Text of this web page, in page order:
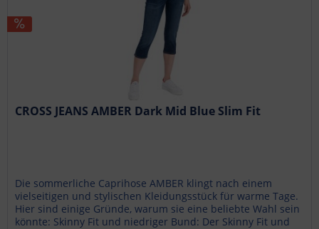
CROSS JEANS AMBER Dark Mid Blue Slim Fit
Die sommerliche Caprihose AMBER klingt nach einem
vielseitigen und stylischen Kleidungsstück für warme Tage.
Hier sind einige Gründe, warum sie eine beliebte Wahl sein
könnte: Skinny Fit und niedriger Bund: Der Skinny Fit und